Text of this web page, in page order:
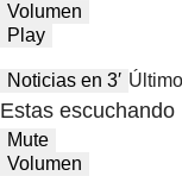
Volumen
Play
Noticias en 3′
Estas escuchando
Mute
Volumen